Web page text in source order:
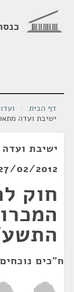
דף הבית /
ישיבת ועדה מתאריך 27/02/
02/2012
חוק
ח"כים נוכחים